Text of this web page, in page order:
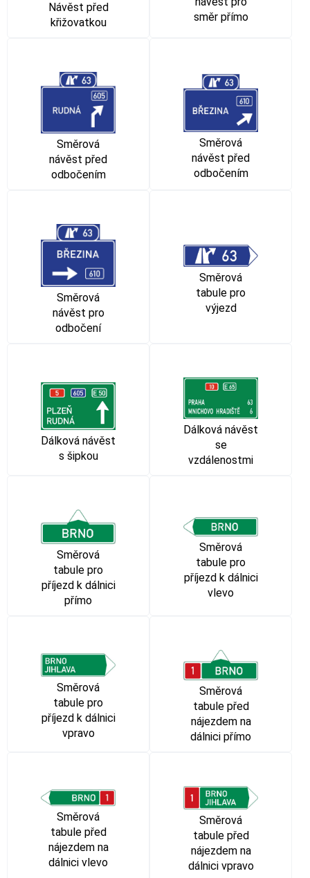
Návěst před
křižovatkou
směr přímo
Směrová
návěst před
odbočením
Směrová
návěst před
odbočením
Směrová
návěst pro
odbočení
Směrová
tabule pro
výjezd
Dálková návěst
s šipkou
Dálková návěst
se
vzdálenostmi
Směrová
tabule pro
příjezd k dálnici
přímo
Směrová
tabule pro
příjezd k dálnici
vlevo
Směrová
tabule pro
příjezd k dálnici
vpravo
Směrová
tabule před
nájezdem na
dálnici přímo
Směrová
tabule před
nájezdem na
dálnici vlevo
Směrová
tabule před
nájezdem na
dálnici vpravo